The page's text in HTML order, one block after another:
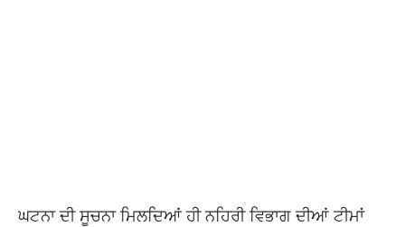
ਘਟਨਾ ਦੀ ਸੂਚਨਾ ਮਿਲਦਿਆਂ ਹੀ ਨਹਿਰੀ ਵਿਭਾਗ ਦੀਆਂ ਟੀਮਾਂ